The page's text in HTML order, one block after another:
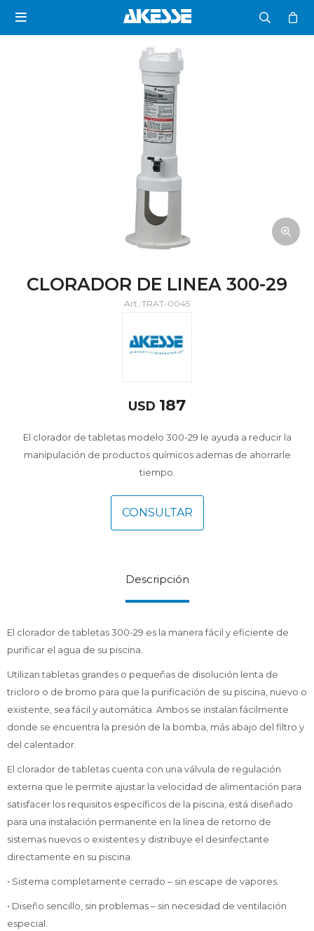

CLORADOR DE LINEA 300-29
TRAT-0045
USD 187
El clorador de tabletas modelo 300-29 le ayuda a reducir la
manipulación de productos químicos ademas de ahorrarle
tiempo.
CONSULTAR
Descripción
El clorador de tabletas 300-29 es la manera fácil y eficiente de
purificar el agua de su piscina.
Utilizan tabletas grandes o pequeñas de disolución lenta de
tricloro o de bromo para que la purificación de su piscina, nuevo o
existente, sea fácil y automática. Ambos se instalan fácilmente
donde se encuentra la presión de la bomba, más abajo del filtro y
del calentador.
El clorador de tabletas cuenta con una válvula de regulación
externa que le permite ajustar la velocidad de alimentación para
satisfacer los requisitos específicos de la piscina, está diseñado
para una instalación permanente en la línea de retorno de
sistemas nuevos o existentes y distribuye el desinfectante
directamente en su piscina.
• Sistema completamente cerrado – sin escape de vapores.
• Diseño sencillo, sin problemas – sin necesidad de ventilación
especial.